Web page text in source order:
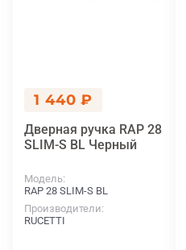
1 440 ₽
Дверная ручка RAP 28
SLIM-S BL Черный
Модель
RAP 28 SLIM-S BL
Производители
RUCETTI